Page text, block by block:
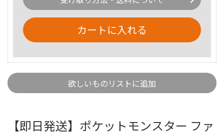
カートに入れる
欲しいものリストに追加
【即日発送】ポケットモンスター ファ